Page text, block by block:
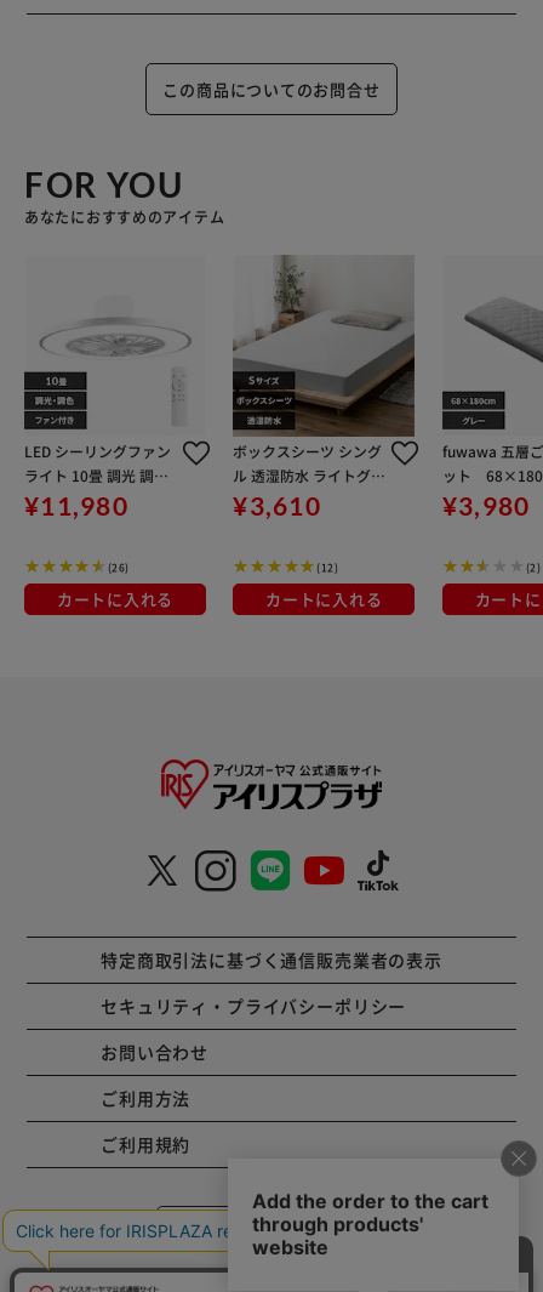
この商品についてのお問合せ
FOR YOU
あなたにおすすめのアイテム
LED シーリングファン
ライト 10畳 調光 調色
リモコン付き 1年保証
HLCF-550WH ホワイ
¥11,980
(26)
カートに入れる
ボックスシーツ シング
ル 透湿防水 ライトグレ
ー
¥3,610
(12)
カートに入れる
fuwawa 五層
ット
216 グレー
¥3,980
(2)
カート
特定商取引法に基づく通信販売業者の表示
セキュリティ・プライバシーポリシー
お問い合わせ
ご利用方法
ご利用規約
コーポレートサイト